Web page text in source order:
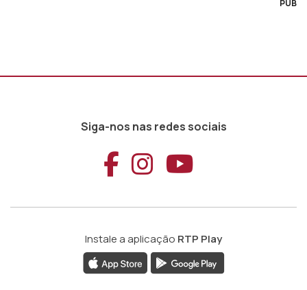
PUB
Siga-nos nas redes sociais
Aceder ao
Aceder ao
Aceder
Instale a aplicação RTP Play